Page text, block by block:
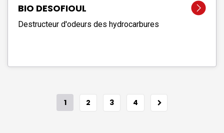
BIO DESOFIOUL
Destructeur d'odeurs des hydrocarbures
1 2 3 4